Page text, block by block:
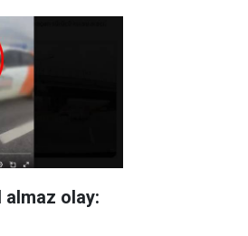
almaz olay: